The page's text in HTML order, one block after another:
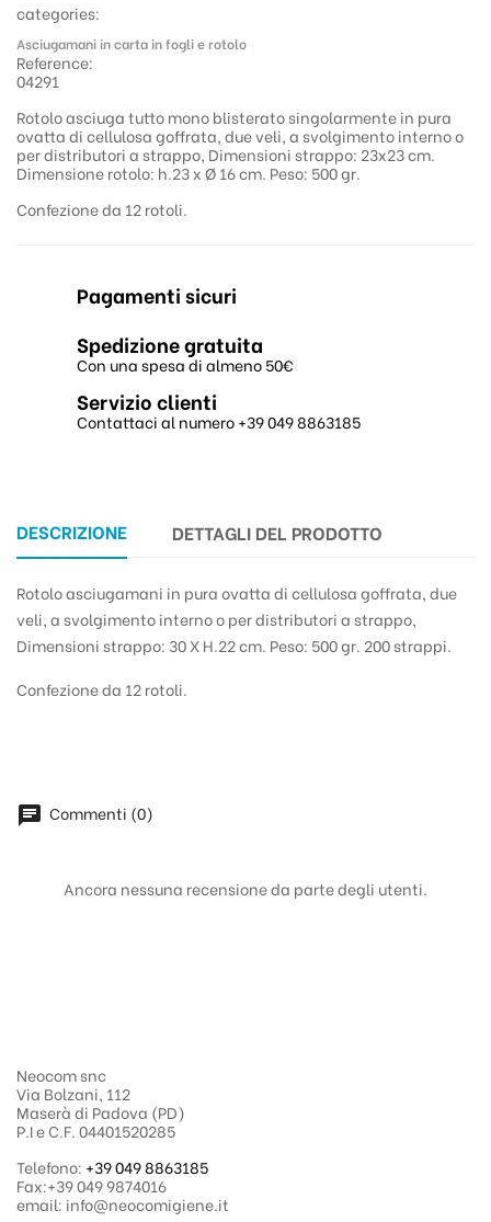
categories:
Asciugamani in carta in fogli e rotolo
Reference:
04291
Rotolo asciuga tutto mono blisterato singolarmente in pura
ovatta di cellulosa goffrata, due veli, a svolgimento interno o
per distributori a strappo, Dimensioni strappo: 23x23 cm.
Dimensione rotolo: h.23 x Ø 16 cm. Peso: 500 gr.
Confezione da 12 rotoli.
Pagamenti sicuri
Spedizione gratuita
Con una spesa di almeno 50€
Servizio clienti
Contattaci al numero +39 049 8863185
DESCRIZIONE DETTAGLI DEL PRODOTTO
Rotolo asciugamani in pura ovatta di cellulosa goffrata, due
veli, a svolgimento interno o per distributori a strappo,
Dimensioni strappo: 30 X H.22 cm. Peso: 500 gr. 200 strappi.
Confezione da 12 rotoli.
chat Commenti (0)
Ancora nessuna recensione da parte degli utenti.
Neocom snc
Via Bolzani, 112
Maserà di Padova (PD)
P.I e C.F. 04401520285
Telefono: +39 049 8863185
Fax:+39 049 9874016
email: info@neocomigiene.it